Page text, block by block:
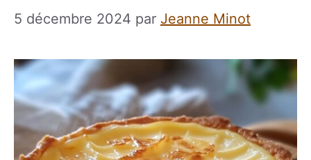
5 décembre 2024 par Jeanne Minot